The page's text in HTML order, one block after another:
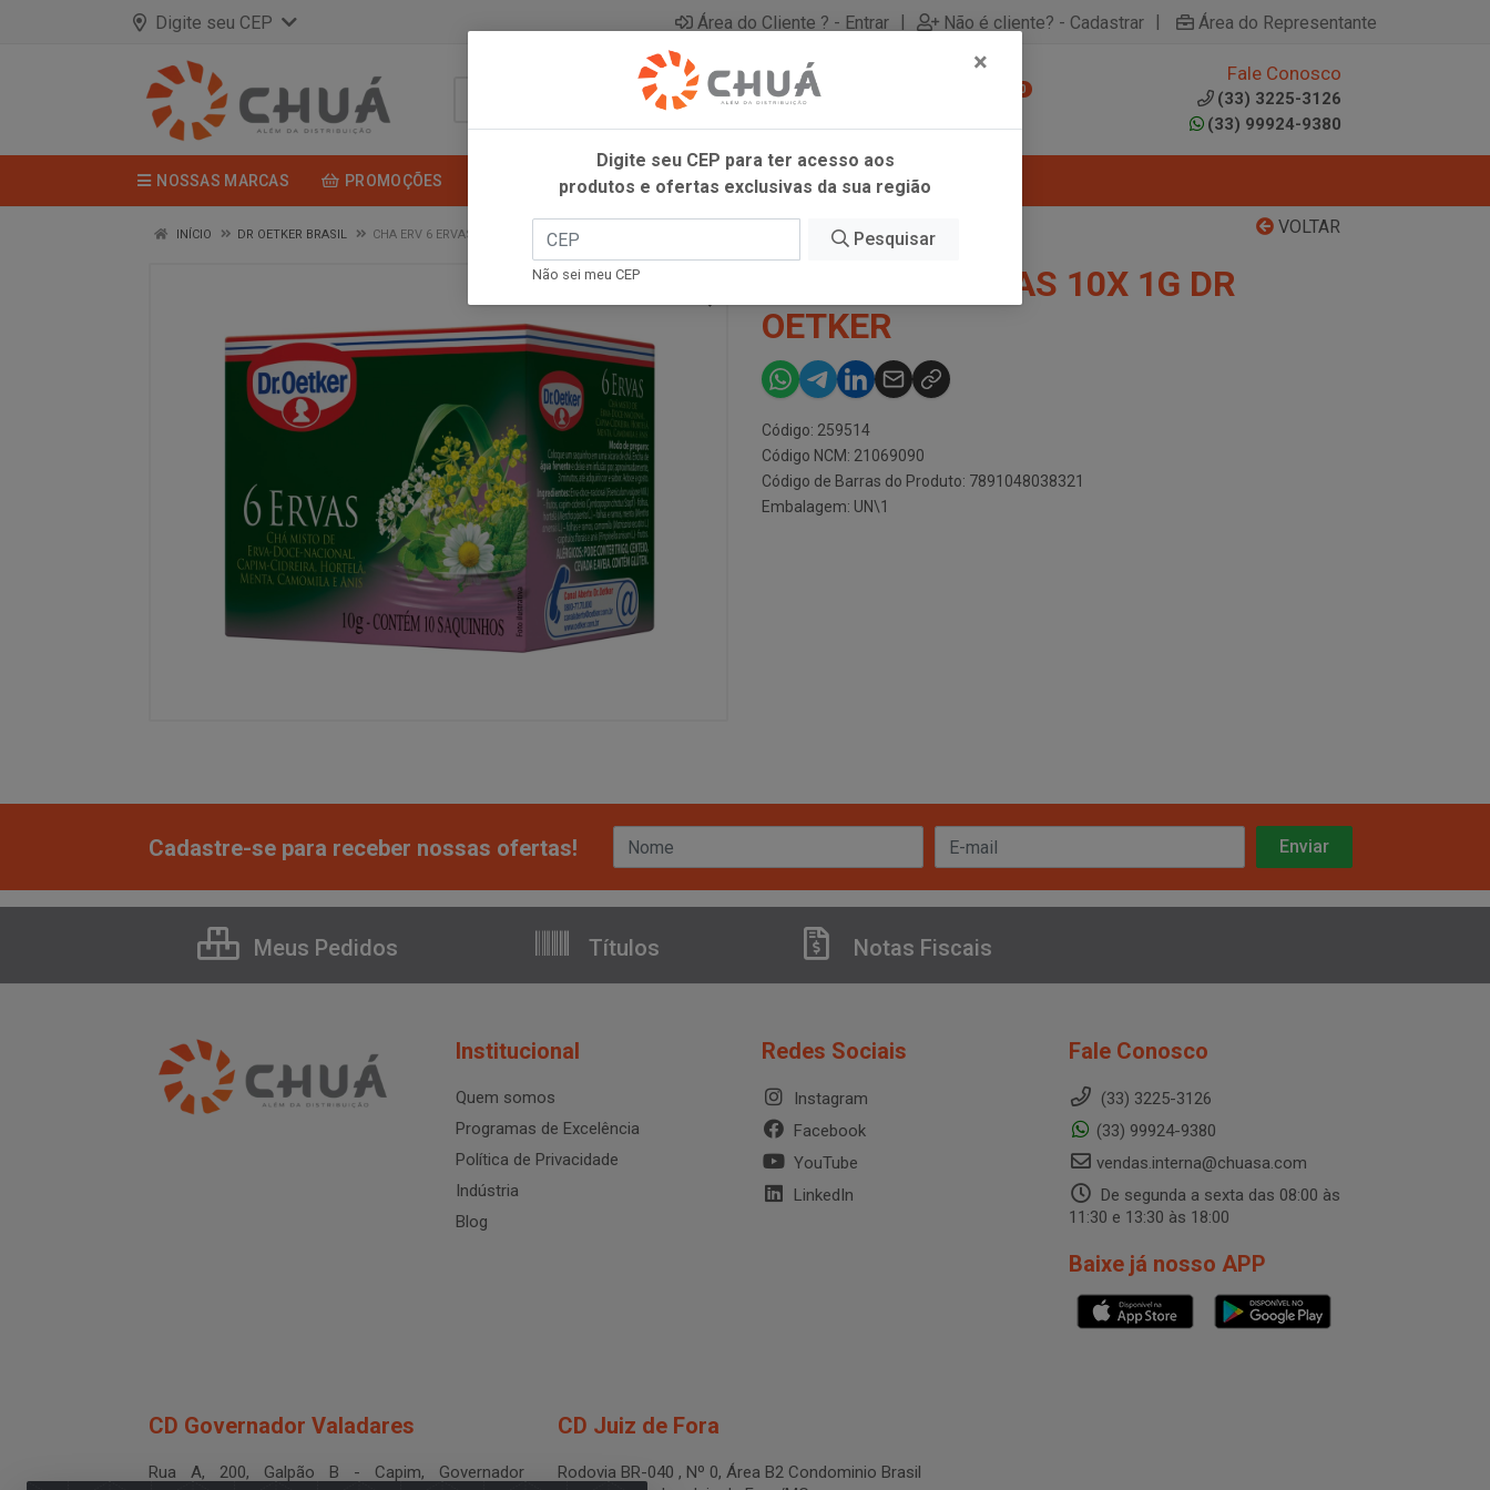
Digite seu CEP Área do Cliente ? - Entrar | Não é cliente? - Cadastrar | Área do Representante
0
Fale Conosco
(33) 3225-3126
(33) 99924-9380
NOSSAS MARCAS PROMOÇÕES
VOLTAR
INÍCIO DR OETKER BRASIL CHA ERV 6 ERVAS 10X 1G DR OETKER
CHA ERV 6 ERVAS 10X 1G DR
OETKER
Código: 259514
Código NCM: 21069090
Código de Barras do Produto: 7891048038321
Embalagem: UN\1
Cadastre-se para receber nossas ofertas!
Meus Pedidos Títulos Notas Fiscais
Institucional
Quem somos
Programas de Excelência
Política de Privacidade
Indústria
Blog
Redes Sociais
Instagram
Facebook
YouTube
LinkedIn
Fale Conosco
(33) 3225-3126
(33) 99924-9380
vendas.interna@chuasa.com
De segunda a sexta das 08:00 às
11:30 e 13:30 às 18:00
Baixe já nosso APP
CD Governador Valadares
Rua A, 200, Galpão B - Capim, Governador
CD Juiz de Fora
Rodovia BR-040 , Nº 0, Área B2 Condominio Brasil
×
Digite seu CEP para ter acesso aos
produtos e ofertas exclusivas da sua região
Pesquisar
Não sei meu CEP